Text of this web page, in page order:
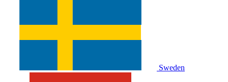
Sweden